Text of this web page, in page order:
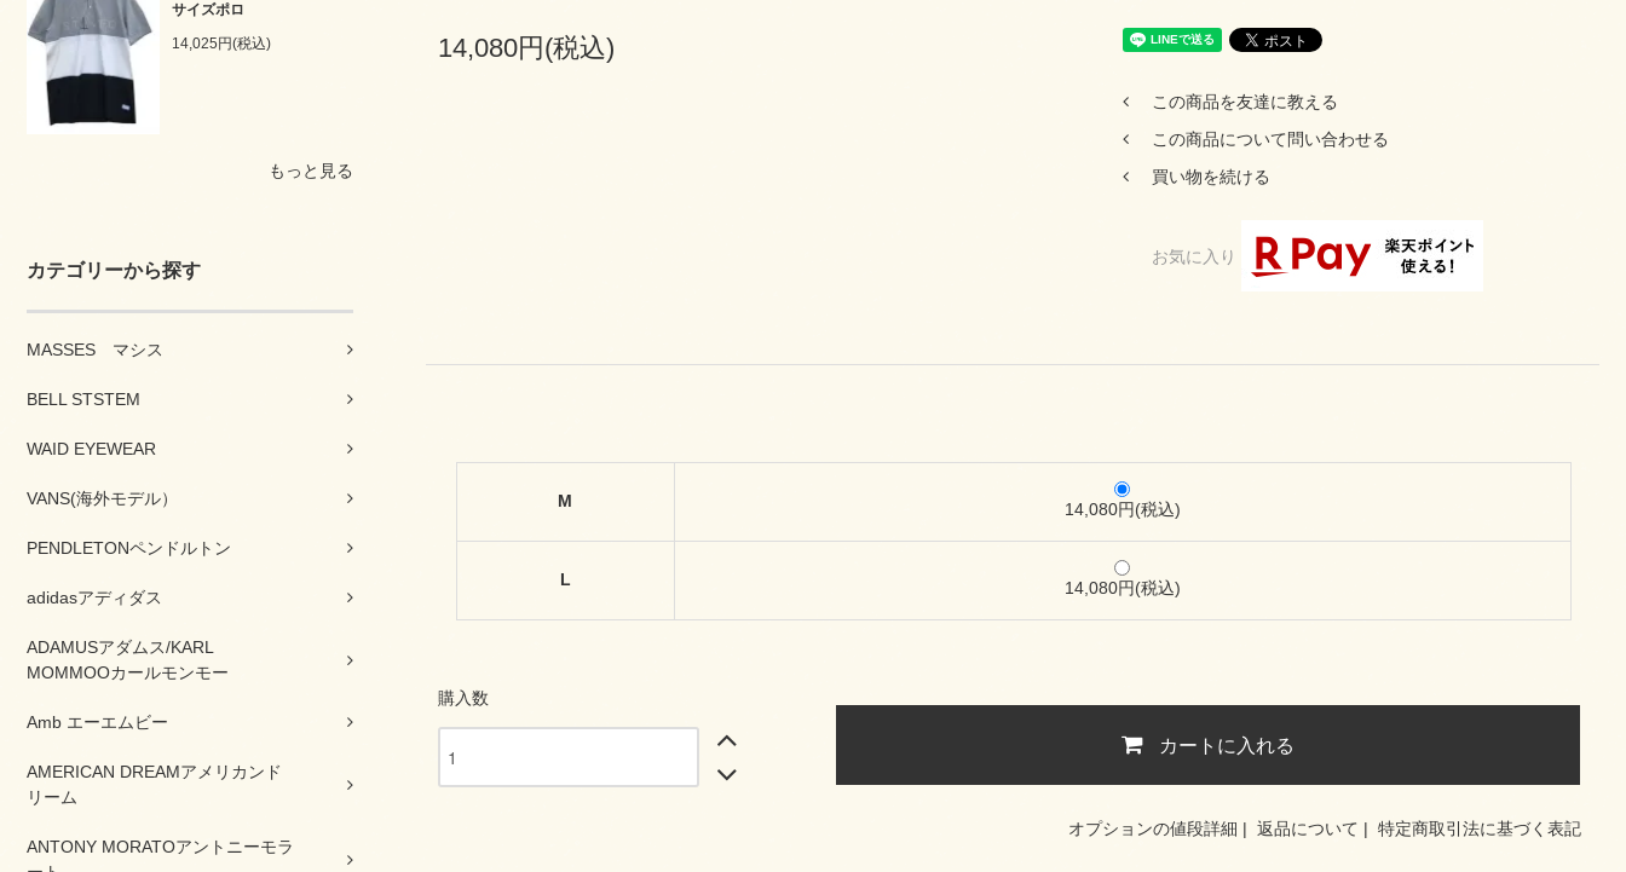
サイズポロ
14,025円(税込)
もっと見る
カテゴリーから探す
MASSES マシス
BELL STSTEM
WAID EYEWEAR
VANS(海外モデル）
PENDLETONペンドルトン
adidasアディダス
ADAMUSアダムス/KARL
MOMMOOカールモンモー
Amb エーエムビー
AMERICAN DREAMアメリカンド
リーム
ANTONY MORATOアントニーモラ
14,080円(税込)
この商品を友達に教える
この商品について問い合わせる
買い物を続ける
お気に入り
M 14,080円(税込)
L 14,080円(税込)
購入数
カートに入れる
オプションの値段詳細 | 返品について | 特定商取引法に基づく表記